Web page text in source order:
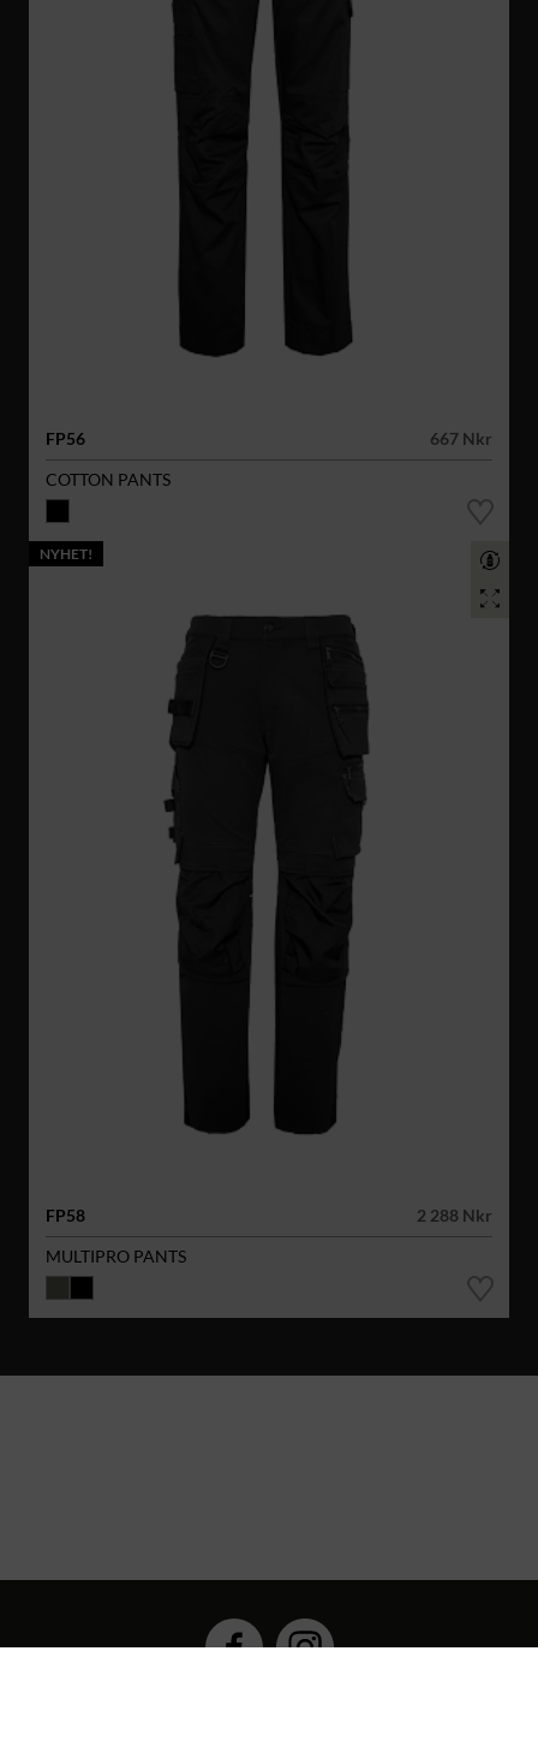
FP56
667 Nkr
COTTON PANTS
NYHET!
FP58
2 288 Nkr
MULTIPRO PANTS